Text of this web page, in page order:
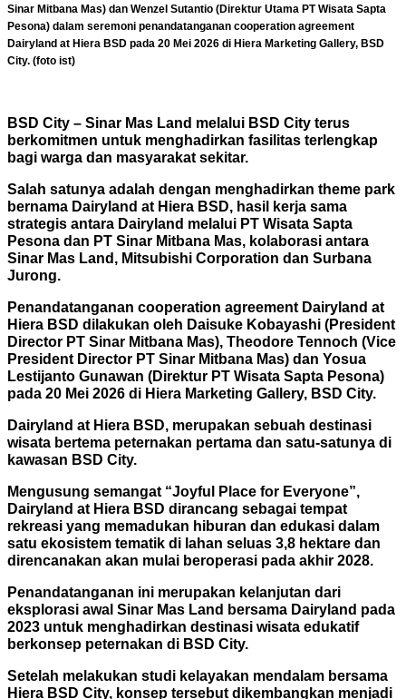
Sinar Mitbana Mas) dan Wenzel Sutantio (Direktur Utama PT Wisata Sapta
Pesona) dalam seremoni penandatanganan cooperation agreement
Dairyland at Hiera BSD pada 20 Mei 2026 di Hiera Marketing Gallery, BSD
City. (foto ist)
BSD City – Sinar Mas Land melalui BSD City terus
berkomitmen untuk menghadirkan fasilitas terlengkap
bagi warga dan masyarakat sekitar.
Salah satunya adalah dengan menghadirkan theme park
bernama Dairyland at Hiera BSD, hasil kerja sama
strategis antara Dairyland melalui PT Wisata Sapta
Pesona dan PT Sinar Mitbana Mas, kolaborasi antara
Sinar Mas Land, Mitsubishi Corporation dan Surbana
Jurong.
Penandatanganan cooperation agreement Dairyland at
Hiera BSD dilakukan oleh Daisuke Kobayashi (President
Director PT Sinar Mitbana Mas), Theodore Tennoch (Vice
President Director PT Sinar Mitbana Mas) dan Yosua
Lestijanto Gunawan (Direktur PT Wisata Sapta Pesona)
pada 20 Mei 2026 di Hiera Marketing Gallery, BSD City.
Dairyland at Hiera BSD, merupakan sebuah destinasi
wisata bertema peternakan pertama dan satu-satunya di
kawasan BSD City.
Mengusung semangat “Joyful Place for Everyone”,
Dairyland at Hiera BSD dirancang sebagai tempat
rekreasi yang memadukan hiburan dan edukasi dalam
satu ekosistem tematik di lahan seluas 3,8 hektare dan
direncanakan akan mulai beroperasi pada akhir 2028.
Penandatanganan ini merupakan kelanjutan dari
eksplorasi awal Sinar Mas Land bersama Dairyland pada
2023 untuk menghadirkan destinasi wisata edukatif
berkonsep peternakan di BSD City.
Setelah melakukan studi kelayakan mendalam bersama
Hiera BSD City, konsep tersebut dikembangkan menjadi